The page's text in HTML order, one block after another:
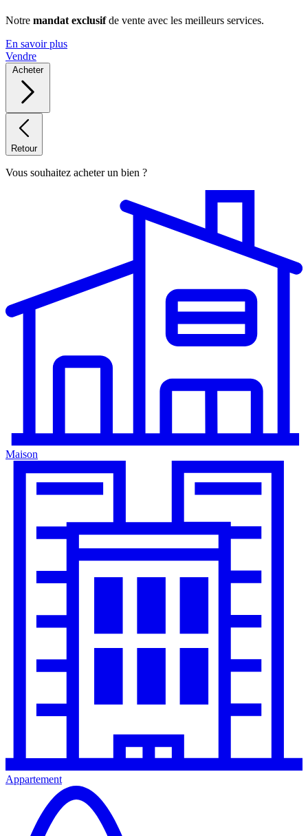
Notre mandat exclusifde vente avec les meilleurs services.
En savoir plus
Vendre
Acheter
Retour
Vous souhaitez acheter un bien ?
Maison
Appartement